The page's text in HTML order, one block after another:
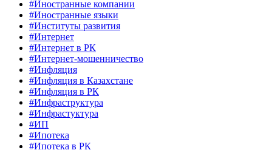
#Иностранные компании
#Иностранные языки
#Институты развития
#Интернет
#Интернет в РК
#Интернет-мошенничество
#Инфляция
#Инфляция в Казахстане
#Инфляция в РК
#Инфраструктура
#Инфрастуктура
#ИП
#Ипотека
#Ипотека в РК